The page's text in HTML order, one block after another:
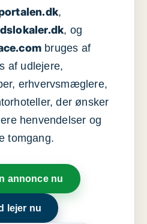
,
, og
bruges af
af udlejere,
erhvervsmæglere,
der ønsker
henvendelser og
tomgang.
annonce nu
lejer nu